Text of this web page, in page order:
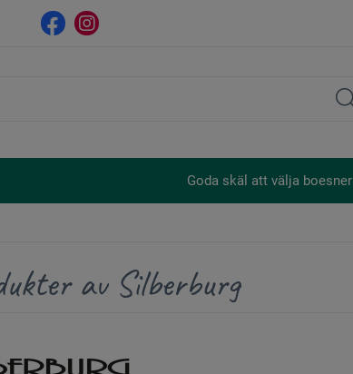
Goda skäl att välja boesner
av Silberburg